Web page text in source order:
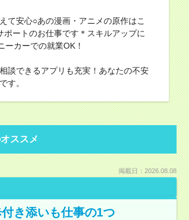
て安心○あの漫画・アニメの原作はこ
ートのお仕事です＊スキルアップに
カーでの就業OK！
談できるアプリも充実！あなたの不安
す。
ススメ
掲載日：2026.08.08
き添いも仕事の1つ